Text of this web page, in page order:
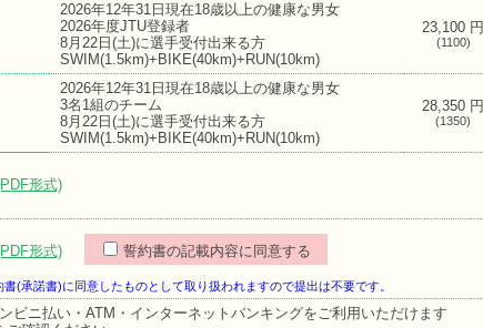
2026年12年31日現在18歳以上の健康な男女
2026年度JTU登録者
8月22日(土)に選手受付出来る方
SWIM(1.5km)+BIKE(40km)+RUN(10km)
23,100 円
(1100)
2026年12年31日現在18歳以上の健康な男女
3名1組のチーム
8月22日(土)に選手受付出来る方
SWIM(1.5km)+BIKE(40km)+RUN(10km)
28,350 円
(1350)
形式)
形式) 誓約書の記載内容に同意する
(承諾書)に同意したものとして取り扱われますので提出は不要です。
ビニ払い・ATM・インターネットバンキングをご利用いただけます